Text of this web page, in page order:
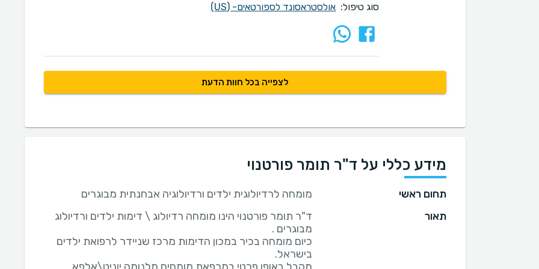
סוג טיפול: אולסטראסונד לספורטאים- (US)
לצפייה בכל חוות הדעת
מידע כללי על ד"ר תומר פורטנוי
תחום ראשי
מומחה לרדיולוגית ילדים ורדיולוגיה אבחנתית מבוגרים
תאור
ד"ר תומר פורטנוי הינו מומחה רדיולוג \ דימות ילדים ורדיולוג
כיום מומחה בכיר במכון הדימות מרכז שניידר לרפואת ילדים